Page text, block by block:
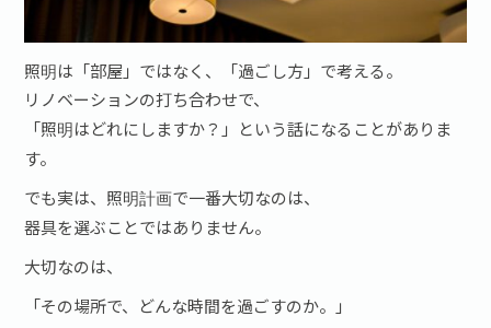
照明は「部屋」ではなく、「過ごし方」で考える。
リノベーションの打ち合わせで、
「照明はどれにしますか？」という話になることがありま
す。
でも実は、照明計画で一番大切なのは、
器具を選ぶことではありません。
大切なのは、
「その場所で、どんな時間を過ごすのか。」